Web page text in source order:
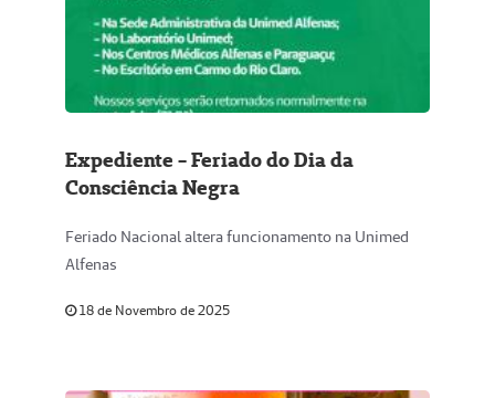
Expediente - Feriado do Dia da
Consciência Negra
Feriado Nacional altera funcionamento na Unimed
Alfenas
18 de Novembro de 2025